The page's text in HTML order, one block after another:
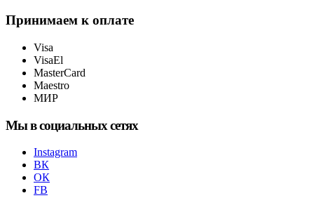
Принимаем к оплате
Visa
VisaEl
MasterCard
Maestro
МИР
Мы в социальных сетях
Instagram
ВК
ОК
FB